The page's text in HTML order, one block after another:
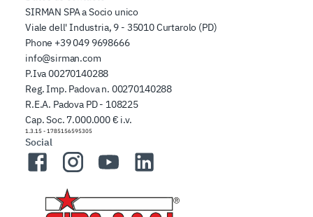
SIRMAN SPA a Socio unico
Viale dell' Industria, 9 - 35010 Curtarolo (PD)
Phone +39 049 9698666
info@sirman.com
P.Iva 00270140288
Reg. Imp. Padova n. 00270140288
R.E.A. Padova PD - 108225
Cap. Soc. 7.000.000 € i.v.
1.3.15 - 1785156595305
Social
FacebookInstagramYouTubeLinkedIn